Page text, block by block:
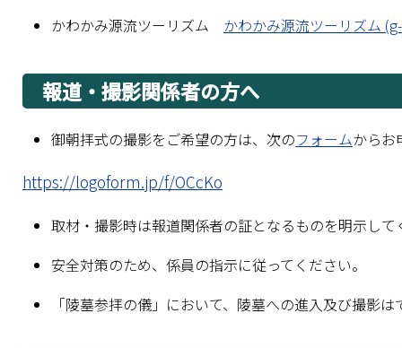
かわかみ源流ツーリズム かわかみ源流ツーリズム
報道・撮影関係者の方へ
御朝拝式の撮影をご希望の方は、次のフォームからお
https://logoform.jp/f/OCcKo
取材・撮影時は報道関係者の証となるものを明示して
安全対策のため、係員の指示に従ってください。
「陵墓参拝の儀」において、陵墓への進入及び撮影